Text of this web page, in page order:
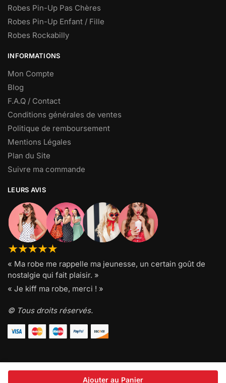
Ajouter au Panier
Robes Pin-Up Pas Chères
Robes Pin-Up Enfant / Fille
Robes Rockabilly
INFORMATIONS
Mon Compte
Blog
F.A.Q / Contact
Conditions générales de ventes
Politique de remboursement
Mentions Légales
Plan du Site
Suivre ma commande
LEURS AVIS
« Ma robe me rappelle ma jeunesse, un certain goût de
nostalgie qui fait plaisir. »
« Je kiff ma robe, merci ! »
© Tous droits réservés.